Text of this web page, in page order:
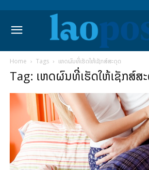
Home Tags ເຫດຜົນທີ່ເຮັດໃຫ້ເຊັກສ໌ສະດຸດ
Tag: ເຫດຜົນທີ່ເຮັດໃຫ້ເຊັກສ໌ສ